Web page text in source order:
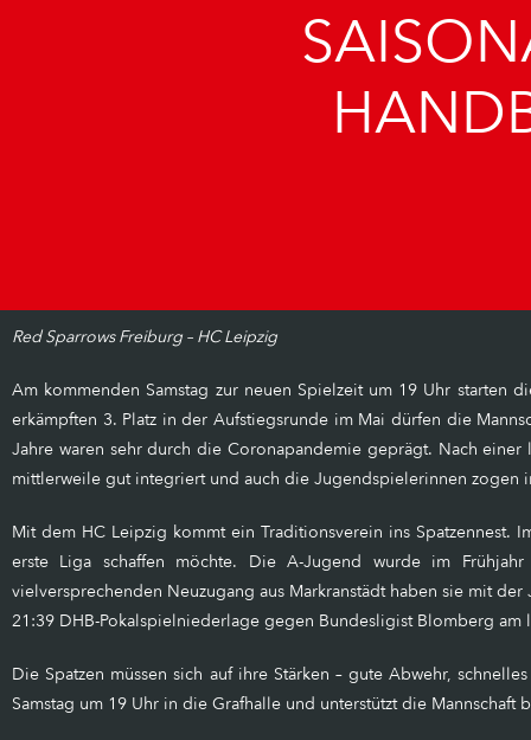
Red Sparrows Freiburg – HC Leipzig
Am kommenden Samstag zur neuen Spielzeit um 19 Uhr
erkämpften 3. Platz in der Aufstiegsrunde im Mai dürfen die
Jahre waren sehr durch die Coronapandemie geprägt. Nach
mittlerweile gut integriert und auch die Jugendspielerinnen zogen
Mit dem HC Leipzig kommt ein Traditionsverein ins
erste Liga schaffen möchte. Die A-Jugend wurde im
vielversprechenden Neuzugang aus Markranstädt haben sie mit
21:39 DHB-Pokalspielniederlage gegen Bundesligist Blomberg
Die Spatzen müssen sich auf ihre Stärken – gute Abwehr,
Samstag um 19 Uhr in die Grafhalle und unterstützt die Mannschaft